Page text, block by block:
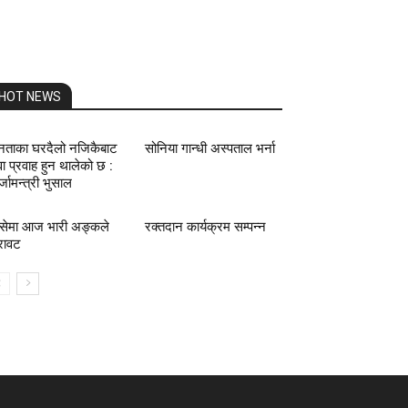
HOT NEWS
घरदैलो नजिकैबाट
प्रवाह हुन थालेको छ :
भुसाल
सोनिया गान्धी अस्पताल भर्ना
आज भारी अङ्कले
रक्तदान कार्यक्रम सम्पन्न